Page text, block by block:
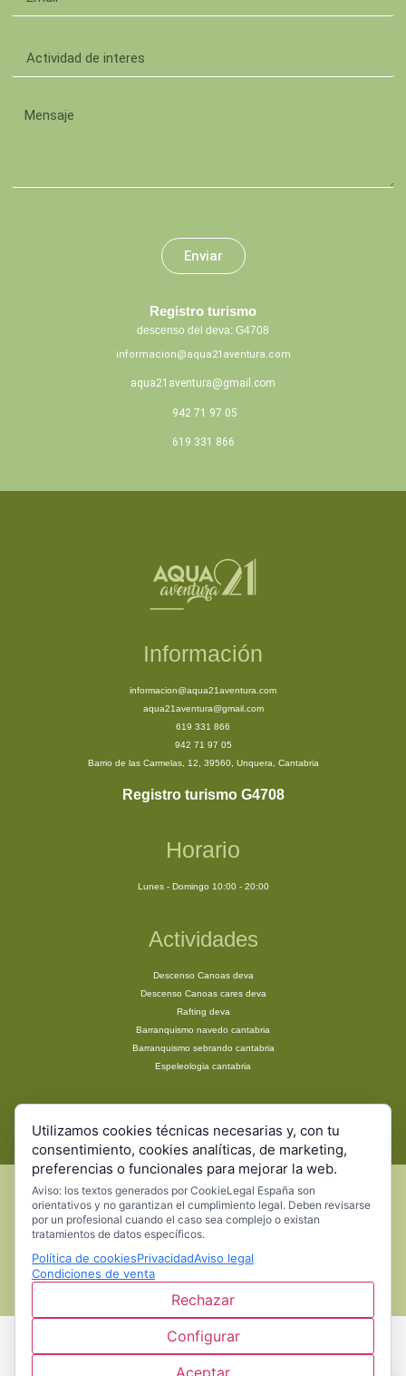
Enviar
Registro turismo
descenso del deva: G4708
informacion@aqua21aventura.com
aqua21aventura@gmail.com
942 71 97 05
619 331 866
Información
informacion@aqua21aventura.com
aqua21aventura@gmail.com
619 331 866
942 71 97 05
Barrio de las Carmelas, 12, 39560, Unquera, Cantabria
Registro turismo G4708
Horario
Lunes - Domingo 10:00 - 20:00
Actividades
Descenso Canoas deva
Descenso Canoas cares deva
Rafting deva
Barranquismo navedo cantabria
Barranquismo sebrando cantabria
Espeleologia cantabria
Vía ferrata cantabria
Excursiones Escolares
© 2019 diseño gráfico y desarrollo web por Gelmarine
Utilizamos cookies técnicas necesarias y, con tu
consentimiento, cookies analíticas, de marketing,
preferencias o funcionales para mejorar la web.
Aviso: los textos generados por CookieLegal España son
orientativos y no garantizan el cumplimiento legal. Deben revisarse
por un profesional cuando el caso sea complejo o existan
tratamientos de datos específicos.
Política de cookiesPrivacidadAviso legal
Condiciones de venta
Rechazar
Configurar
Aceptar